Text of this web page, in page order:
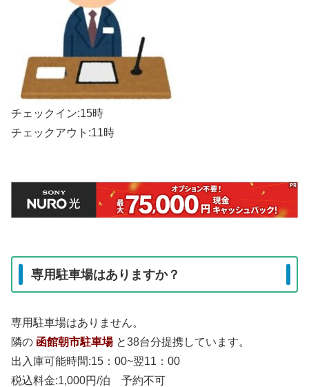
チェックイン:15時
チェックアウト:11時
専用駐車場はありますか？
専用駐車場はありません。
隣の 函館朝市駐車場と38台分提携しています。
出入庫可能時間:15：00~翌11：00
税込料金:1,000円/泊 予約不可